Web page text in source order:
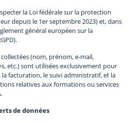
la Loi fédérale sur la protection
depuis le 1er septembre 2023) et, dans
général européen sur la
(nom, prénom, e-mail,
etc.) sont utilisées exclusivement pour
facturation, le suivi administratif, et la
relatives aux formations ou services
de données